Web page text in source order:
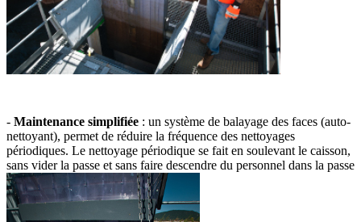
- Maintenance simplifiée : un système de balayage des faces (auto-
nettoyant), permet de réduire la fréquence des nettoyages
périodiques. Le nettoyage périodique se fait en soulevant le caisson,
sans vider la passe et sans faire descendre du personnel dans la passe